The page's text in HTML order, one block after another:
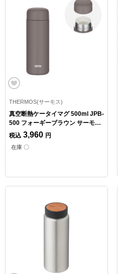
THERMOS(サーモス)
真空断熱ケータイマグ 500ml JPB-
500 フォーギーブラウン サーモス
水筒
税込 3,960 円
在庫 〇